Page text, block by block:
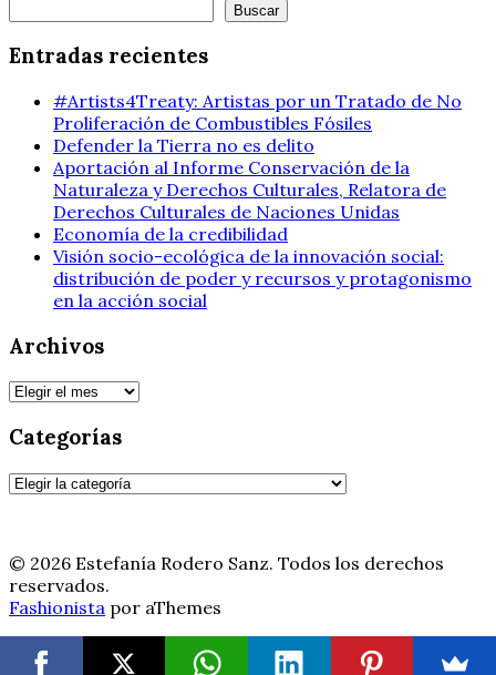
Buscar
Entradas recientes
#Artists4Treaty: Artistas por un Tratado de No
Proliferación de Combustibles Fósiles
Defender la Tierra no es delito
Aportación al Informe Conservación de la
Naturaleza y Derechos Culturales, Relatora de
Derechos Culturales de Naciones Unidas
Economía de la credibilidad
Visión socio-ecológica de la innovación social:
distribución de poder y recursos y protagonismo
en la acción social
Archivos
Archivos
Categorías
Categorías
© 2026 Estefanía Rodero Sanz. Todos los derechos
reservados.
Fashionista por aThemes